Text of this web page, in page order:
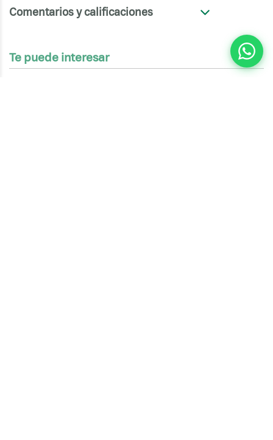
Comentarios y calificaciones +
Te puede interesar